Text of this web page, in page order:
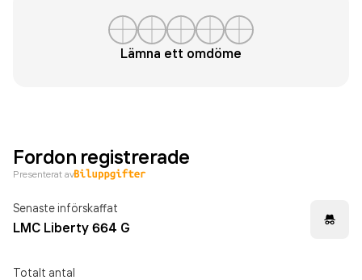
Lämna ett omdöme
Fordon registrerade
Presenterat av
Senaste införskaffat
LMC Liberty 664 G
Totalt antal